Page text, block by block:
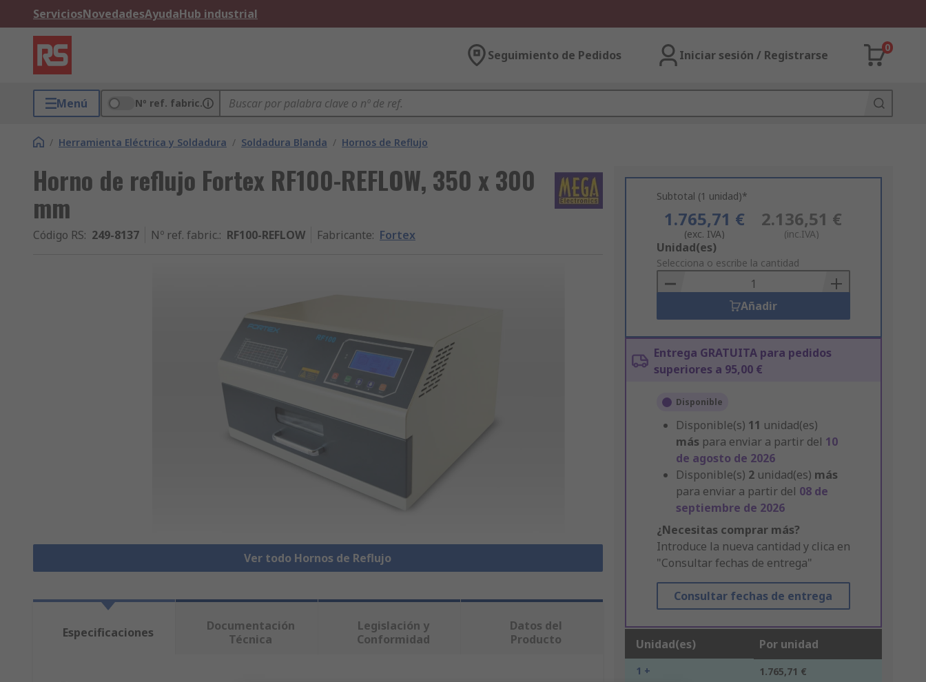
ServiciosNovedadesAyudaHub industrial
Seguimiento de Pedidos Iniciar sesión / Registrarse
0
Menú Nº ref. fabric.
/ Herramienta Eléctrica y Soldadura / Soldadura Blanda / Hornos de Reflujo
Horno de reflujo Fortex RF100-REFLOW, 350 x 300
mm
Código RS: 249-8137 Nº ref. fabric.: RF100-REFLOW Fabricante: Fortex
Ver todo Hornos de Reflujo
Subtotal (1 unidad)*
1.765,71 €
(exc. IVA)
2.136,51 €
(inc.IVA)
Add
to
Basket
Unidad(es)
Selecciona o escribe la cantidad
Añadir
Entrega GRATUITA para pedidos
superiores a 95,00 €
Disponible
Disponible(s) 11 unidad(es)
más para enviar a partir del 10
de agosto de 2026
Disponible(s) 2 unidad(es) más
para enviar a partir del 08 de
septiembre de 2026
¿Necesitas comprar más?
Introduce la nueva cantidad y clica en
"Consultar fechas de entrega"
Consultar fechas de entrega
Unidad(es) Por unidad
1 + 1.765,71 €
Especificaciones
Documentación
Técnica
Legislación y
Conformidad
Datos del
Producto